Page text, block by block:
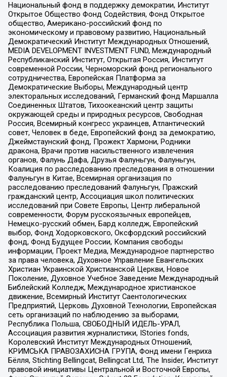
Национальный фонд в поддержку демократии, Институт
Открытое Общество Фонд Содействия, Фонд Открытое
общество, Американо-российский фонд по
экономическому и правовому развитию, Национальный
Демократический Институт Международных Отношений,
MEDIA DEVELOPMENT INVESTMENT FUND, Международный
Республиканский Институт, Открытая Россия, Институт
современной России, Черноморский фонд регионального
сотрудничества, Европейская Платформа за
Демократические Выборы, Международный центр
электоральных исследований, Германский фонд Маршалла
Соединенных Штатов, Тихоокеанский центр защиты
окружающей среды и природных ресурсов, Свободная
Россия, Всемирный конгресс украинцев, Атлантический
совет, Человек в беде, Европейский фонд за демократию,
Джеймстаунский фонд, Прожект Хармони, Родники
дракона, Врачи против насильственного извлечения
органов, Фалунь Дафа, Друзья Фалуньгун, Фалуньгун,
Коалиция по расследованию преследования в отношении
Фалуньгун в Китае, Всемирная организация по
расследованию преследований Фалуньгун, Пражский
гражданский центр, Ассоциация школ политических
исследований при Совете Европы, Центр либеральной
современности, Форум русскоязычных европейцев,
Немецко-русский обмен, Бард колледж, Европейский
выбор, Фонд Ходорковского, Оксфордский российский
фонд, Фонд Будущее России, Компания свободы
информации, Проект Медиа, Международное партнерство
за права человека, Духовное Управление Евангельских
Христиан Украинской Христианской Церкви, Новое
Поколение, Духовное Учебное Заведение Международный
Библейский Колледж, Международное христианское
движение, Всемирный Институт Саентологических
Предприятий, Церковь Духовной Технологии, Европейская
сеть организаций по наблюдению за выборами,
Республика Польша, СВОБОДНЫЙ ИДЕЛЬ-УРАЛ,
Ассоциация развития журналистики, IStories fonds,
Королевский Институт Международных Отношений,
КРИМСЬКА ПРАВОЗАХИСНА ГРУПА, Фонд имени Генриха
Бёлля, Stichting Bellingcat, Bellingcat Ltd, The Insider, Институт
правовой инициативы Центральной и Восточной Европы,